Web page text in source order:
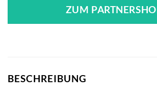
ZUM
BESCHREIBUNG